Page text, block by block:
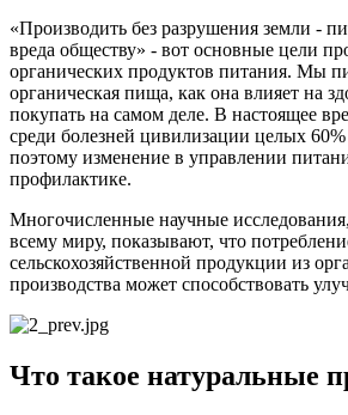
«Производить без разрушения земли -
вреда обществу» - вот основные цели
органических продуктов питания. Мы
органическая пища, как она влияет на
покупать на самом деле. В настоящее
среди болезней цивилизации целых
поэтому изменение в управлении
профилактике.
Многочисленные научные
всему миру, показывают, что
сельскохозяйственной продукции из
производства может способствовать
Что такое натуральные